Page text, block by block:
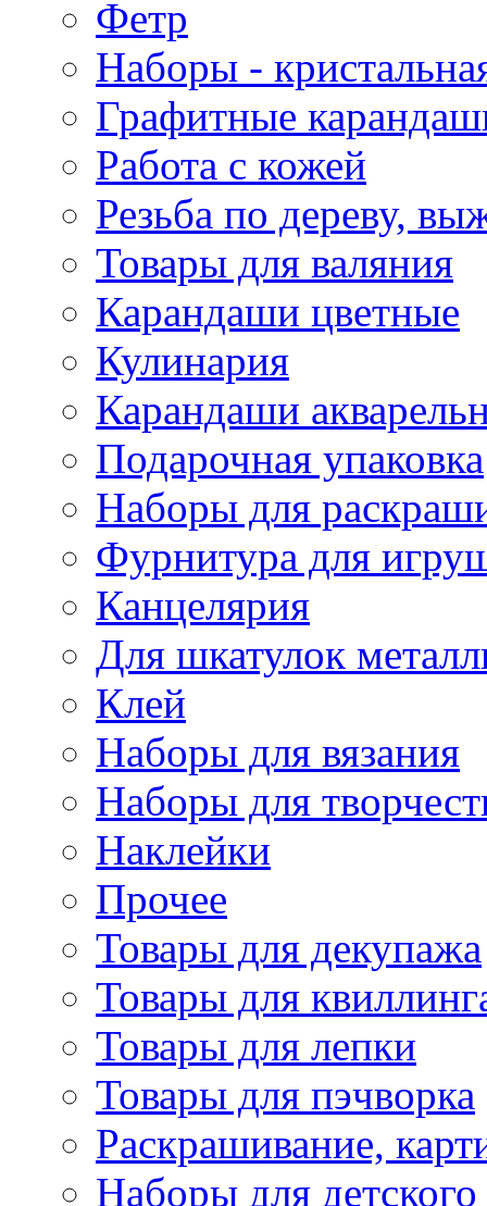
Фетр
Наборы -
Графитные
Работа с кожей
Резьба по дереву,
Товары для валяния
Карандаши цветные
Кулинария
Карандаши
Подарочная упаковка
Наборы для
Фурнитура для
Канцелярия
Для шкатулок
Клей
Наборы для вязания
Наборы для
Наклейки
Прочее
Товары для декупажа
Товары для
Товары для лепки
Товары для пэчворка
Раскрашивание,
Наборы для